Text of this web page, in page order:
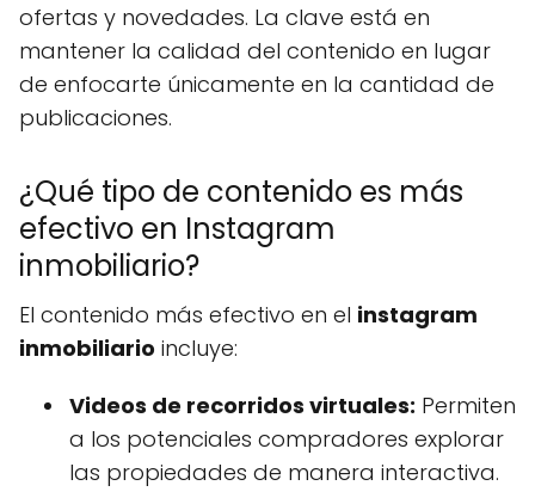
ofertas y novedades. La clave está en
mantener la calidad del contenido en lugar
de enfocarte únicamente en la cantidad de
publicaciones.
¿Qué tipo de contenido es más
efectivo en Instagram
inmobiliario?
El contenido más efectivo en el instagram
inmobiliario incluye:
Videos de recorridos virtuales: Permiten
a los potenciales compradores explorar
las propiedades de manera interactiva.